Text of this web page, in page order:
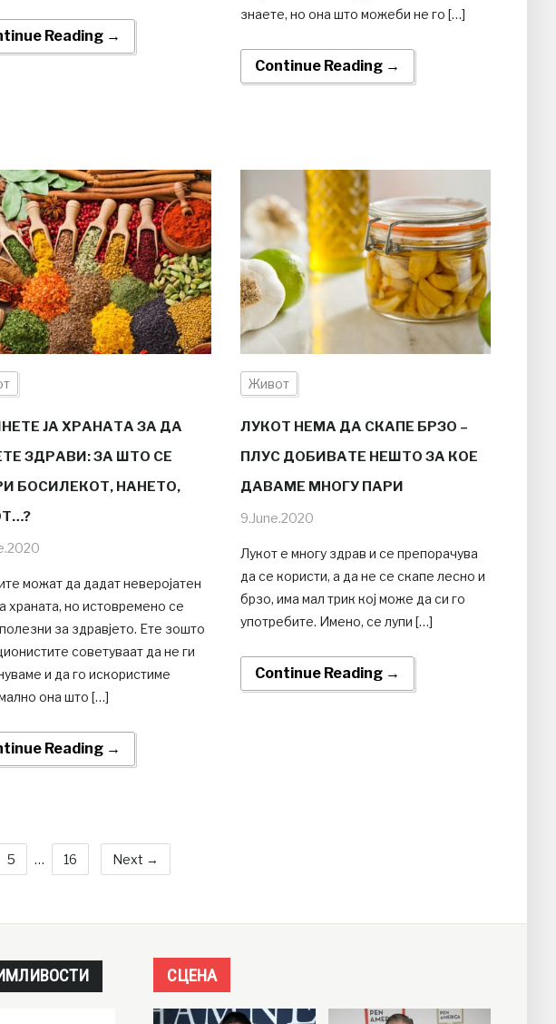
Reading →
знаете, но она што можеби не го […]
Continue Reading →
ЈА ХРАНАТА ЗА ДА
ЗДРАВИ: ЗА ШТО СЕ
БОСИЛЕКОТ, НАНЕТО,
можат да дадат неверојатен
храната, но истовремено се
за здравјето. Ете зошто
советуваат да не ги
и да го искористиме
она што […]
Reading →
Живот
ЛУКОТ НЕМА ДА СКАПЕ БРЗО –
ПЛУС ДОБИВАТЕ НЕШТО ЗА КОЕ
ДАВАМЕ МНОГУ ПАРИ
9.June.2020
Лукот е многу здрав и се препорачува
да се користи, а да не се скапе лесно и
брзо, има мал трик кој може да си го
употребите. Имено, се лупи […]
Continue Reading →
5 … 16 Next →
СЦЕНА